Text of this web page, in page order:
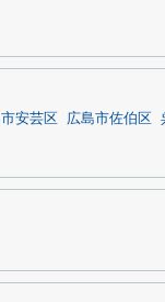
安芸区 広島市佐伯区